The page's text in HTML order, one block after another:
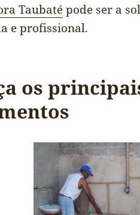
Taubatépode ser a
e profissional.
os